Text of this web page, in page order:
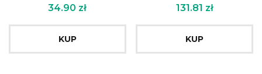
34.90 zł
KUP
131.81 zł
KUP